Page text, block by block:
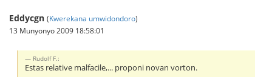
Eddycgn (Kwerekana umwidondoro)
13 Munyonyo 2009 18:58:01
Rudolf F.:
Estas relative malfacile,... proponi novan vorton.